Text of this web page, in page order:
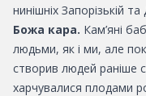
нинішніх Запорізькій
Божа кара. Кам’яні
людьми, як і ми, але
створив людей раніше
харчувалися плодами